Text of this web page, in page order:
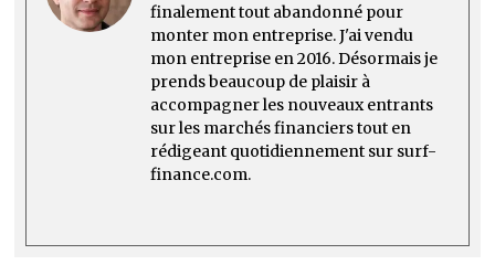
finalement tout abandonné pour
monter mon entreprise. J'ai vendu
mon entreprise en 2016. Désormais je
prends beaucoup de plaisir à
accompagner les nouveaux entrants
sur les marchés financiers tout en
rédigeant quotidiennement sur surf-
finance.com.